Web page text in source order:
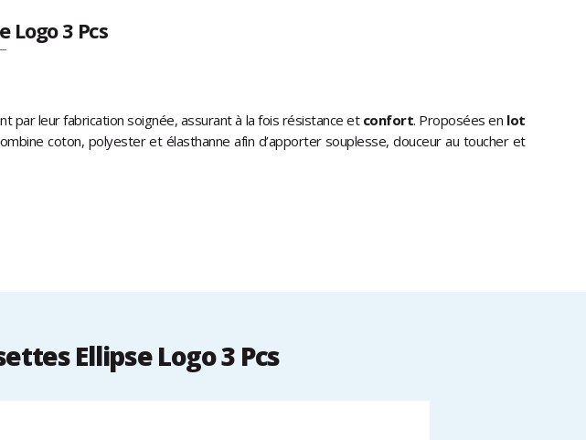
Logo 3 Pcs
par leur fabrication soignée, assurant à la fois résistance etconfort. Proposées en lot
coton, polyester et élasthanne afin d’apporter souplesse, douceur au toucher et
Ellipse Logo 3 Pcs